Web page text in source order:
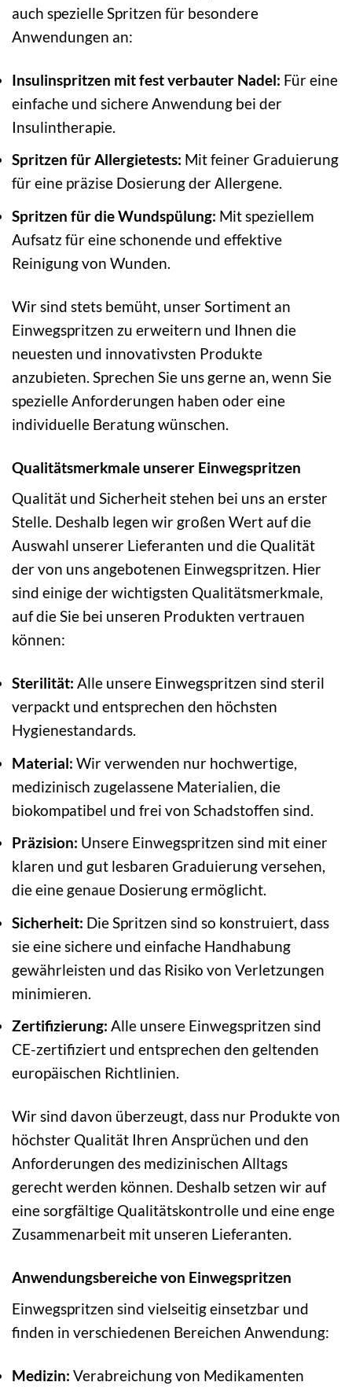
auch spezielle Spritzen für besondere
Anwendungen an:
Insulinspritzen mit fest verbauter Nadel: Für eine
einfache und sichere Anwendung bei der
Insulintherapie.
Spritzen für Allergietests: Mit feiner Graduierung
für eine präzise Dosierung der Allergene.
Spritzen für die Wundspülung: Mit speziellem
Aufsatz für eine schonende und effektive
Reinigung von Wunden.
Wir sind stets bemüht, unser Sortiment an
Einwegspritzen zu erweitern und Ihnen die
neuesten und innovativsten Produkte
anzubieten. Sprechen Sie uns gerne an, wenn Sie
spezielle Anforderungen haben oder eine
individuelle Beratung wünschen.
Qualitätsmerkmale unserer Einwegspritzen
Qualität und Sicherheit stehen bei uns an erster
Stelle. Deshalb legen wir großen Wert auf die
Auswahl unserer Lieferanten und die Qualität
der von uns angebotenen Einwegspritzen. Hier
sind einige der wichtigsten Qualitätsmerkmale,
auf die Sie bei unseren Produkten vertrauen
können:
Sterilität: Alle unsere Einwegspritzen sind steril
verpackt und entsprechen den höchsten
Hygienestandards.
Material: Wir verwenden nur hochwertige,
medizinisch zugelassene Materialien, die
biokompatibel und frei von Schadstoffen sind.
Präzision: Unsere Einwegspritzen sind mit einer
klaren und gut lesbaren Graduierung versehen,
die eine genaue Dosierung ermöglicht.
Sicherheit: Die Spritzen sind so konstruiert, dass
sie eine sichere und einfache Handhabung
gewährleisten und das Risiko von Verletzungen
minimieren.
Zertifizierung: Alle unsere Einwegspritzen sind
CE-zertifiziert und entsprechen den geltenden
europäischen Richtlinien.
Wir sind davon überzeugt, dass nur Produkte von
höchster Qualität Ihren Ansprüchen und den
Anforderungen des medizinischen Alltags
gerecht werden können. Deshalb setzen wir auf
eine sorgfältige Qualitätskontrolle und eine enge
Zusammenarbeit mit unseren Lieferanten.
Anwendungsbereiche von Einwegspritzen
Einwegspritzen sind vielseitig einsetzbar und
finden in verschiedenen Bereichen Anwendung:
Medizin: Verabreichung von Medikamenten